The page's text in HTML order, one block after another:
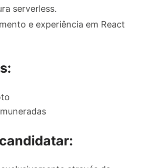
serverless.
e experiência em React